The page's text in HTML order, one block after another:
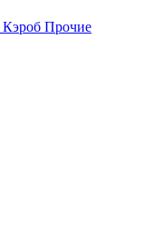
Кэроб Прочие